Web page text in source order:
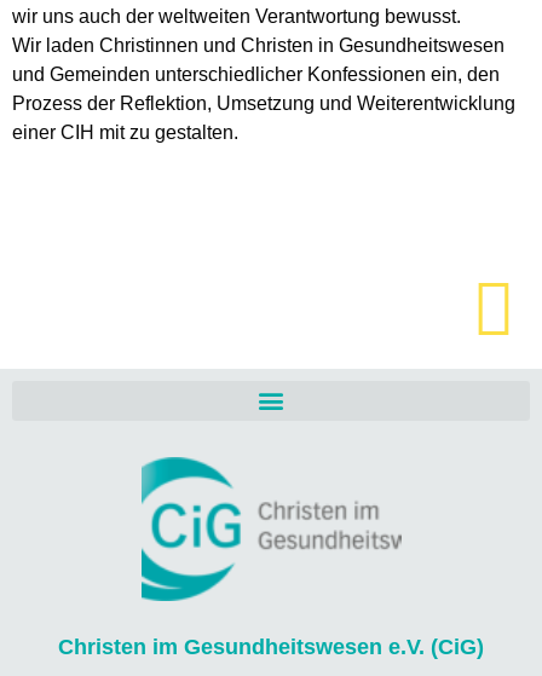
wir uns auch der weltweiten Verantwortung bewusst.
Wir laden Christinnen und Christen in Gesundheitswesen
und Gemeinden unterschiedlicher Konfessionen ein, den
Prozess der Reflektion, Umsetzung und Weiterentwicklung
einer CIH mit zu gestalten.
Christen im Gesundheitswesen e.V. (CiG)